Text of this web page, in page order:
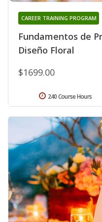
Fundamentos de
Diseño Floral
CAREER TRAINING PROGRAM
$1699.00
240 Course Hours